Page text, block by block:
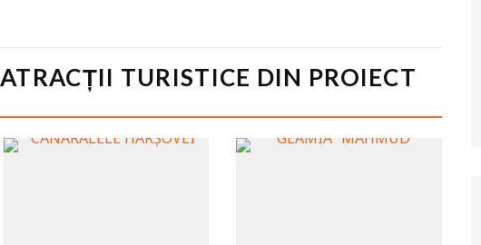
TURISTICE DIN PROIECT